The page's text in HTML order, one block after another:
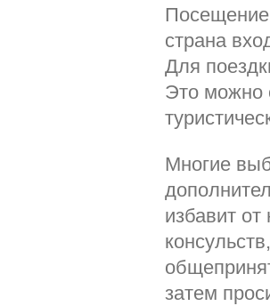
Посещение
страна
Для
Это можно
Многие
избавит
затем